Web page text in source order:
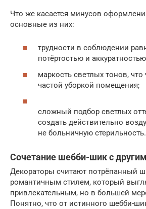
Что же касается минусов
основные из них:
трудности в соблюдении
потёртостью и
маркость светлых тонов, что
частой уборкой помещения;
сложный подбор светлых
создать действительно
не больничную стерильность.
Сочетание шебби-шик с
Декораторы считают потрёпанный
романтичным стилем, который
привлекательным, но в большей
Понятно, что от истинного шебби-